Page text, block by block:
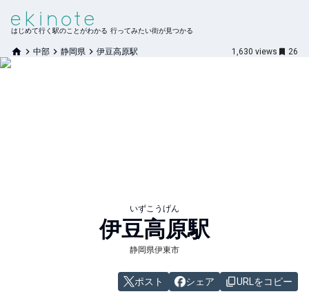
はじめて行く駅のことがわかる 行ってみたい街が見つかる
中部 静岡県 伊豆高原駅 1,630 views 26
いずこうげん
伊豆高原駅
静岡県伊東市
ポスト シェア URLをコピー